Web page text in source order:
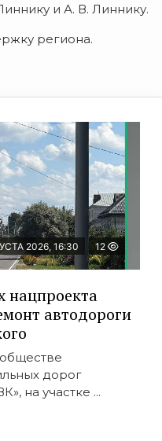
и А. В. Линнику.
региона.
2026, 16:30 12
нацпроекта
автодороги
дорог
на участке ...